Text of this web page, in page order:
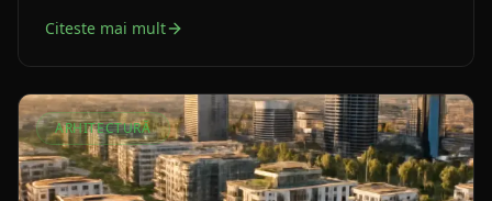
vechi.
Citeste mai mult
ARHITECTURĂ